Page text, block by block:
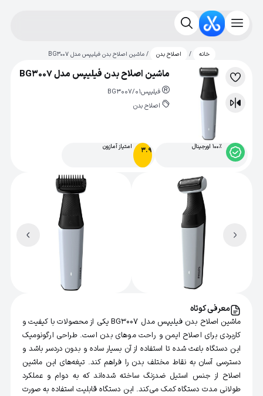
خانه / اصلاح بدن / ماشین اصلاح بدن فیلیپس مدل BG3007
لیست
علاقه‌مندی
مقایسه
ماشین اصلاح بدن فیلیپس مدل BG3007
فیلیپسBG3007/01
اصلاح بدن
100% اورجینال 3.9 امتیاز آمازون
معرفی کوتاه
ماشین اصلاح بدن فیلیپس مدل BG3007 یکی از محصولات با کیفیت و
کاربردی برای اصلاح ایمن و راحت موهای بدن است. طراحی ارگونومیک
این دستگاه باعث شده تا استفاده از آن بسیار ساده و بدون دردسر باشد و
دسترسی آسان به نقاط مختلف بدن را فراهم کند. تیغه‌های این ماشین
اصلاح از جنس استیل ضدزنگ ساخته شده‌اند که به دوام و عملکرد
طولانی مدت دستگاه کمک می‌کند. این دستگاه قابلیت استفاده به صورت